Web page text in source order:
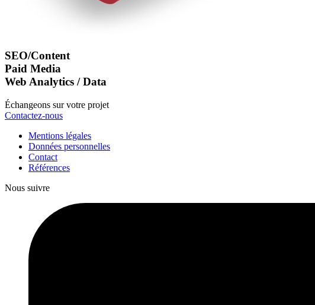
SEO/Content
Paid Media
Web Analytics / Data
Échangeons sur votre projet
Contactez-nous
Mentions légales
Données personnelles
Contact
Références
Nous suivre